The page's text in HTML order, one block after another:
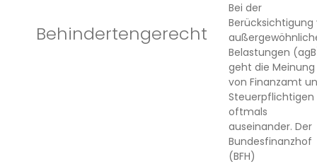
Behindertengerecht
Bei der
Berücksichtigung
Belastungen
geht die Meinung
von Finanzamt
Steuerpflichtigen
oftmals
auseinander. Der
Bundesfinanzhof
(BFH)